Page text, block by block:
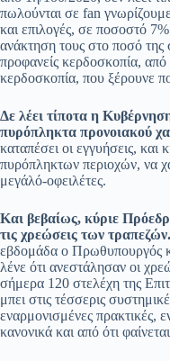
πωλούνται σε fan
και επιλογές, σε ποσοστό
ανάκτηση τους στο ποσό της
προφανείς κερδοσκοπία,
κερδοσκοπία, που ξέρουνε
Δε λέει τίποτα η
πυρόπληκτα προνοιακού
καταπέσει οι εγγυήσεις, και
πυρόπληκτων περιοχών, να
μεγάλό-οφειλέτες.
Και βεβαίως, κύριε
τις χρεώσεις των τραπεζών.
εβδομάδα ο Πρωθυπουργός
λένε ότι ανεστάλησαν οι
σήμερα 120 στελέχη της
μπει στις τέσσερις
εναρμονισμένες πρακτικές,
κανονικά και από ότι